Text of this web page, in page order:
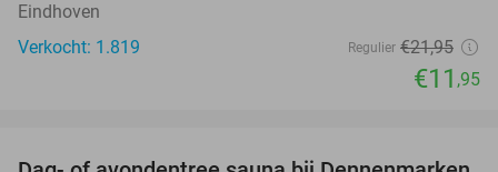
Eindhoven
Verkocht: 1.819
Regulier €21,95
€11 ,95